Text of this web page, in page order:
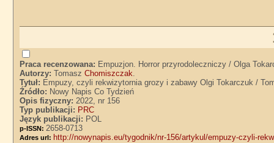
Praca recenzowana: Empuzjon. Horror przyrodoleczniczy / Olga
Autorzy:TomaszChomiszczak.
Tytuł: Empuzy, czyli rekwizytornia grozy i zabawy Olgi Tokarczuk /
Źródło: Nowy Napis Co Tydzień
Opis fizyczny:2022, nr 156
Typ publikacji: PRC
Język publikacji: POL
p-ISSN: 2658-0713
Adres url: http://nowynapis.eu/tygodnik/nr-156/artykul/empuzy-czyli-